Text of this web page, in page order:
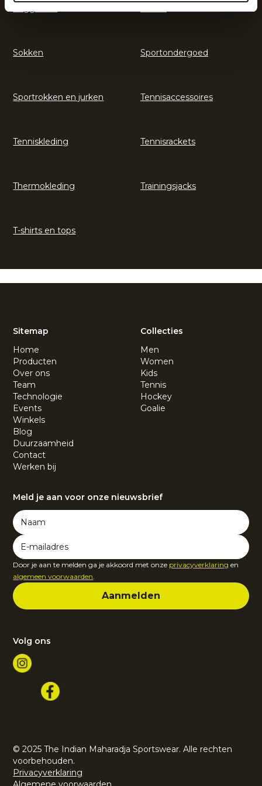
Sokken Sportondergoed
Sportrokken en jurken Tennisaccessoires
Tenniskleding Tennisrackets
Thermokleding Trainingsjacks
T-shirts en tops
Sitemap
Home
Producten
Over ons
Team
Technologie
Events
Winkels
Blog
Duurzaamheid
Contact
Werken bij
Collecties
Men
Women
Kids
Tennis
Hockey
Goalie
Meld je aan voor onze nieuwsbrief
Door je aan te melden ga je akkoord met onze privacyverklaring en
algemeen voorwaarden
Volg ons
© 2025 The Indian Maharadja Sportswear. Alle rechten
voorbehouden.
Privacyverklaring